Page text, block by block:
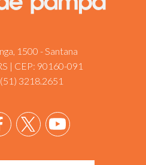
1500 - Santana
| CEP: 90160-091
(51) 3218.2651